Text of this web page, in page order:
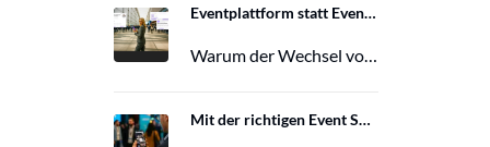
Eventplattform statt Event App: Der Wechsel von der Mobile Event App zu Polario
Warum der Wechsel von der Mobile Event App zu Polario erfolgt und wie Polario als moderne Eventplattform klassische Event Apps…
Mit der richtigen Event Sponsoring App zu mehr Reichweite, Leads und Wirkung